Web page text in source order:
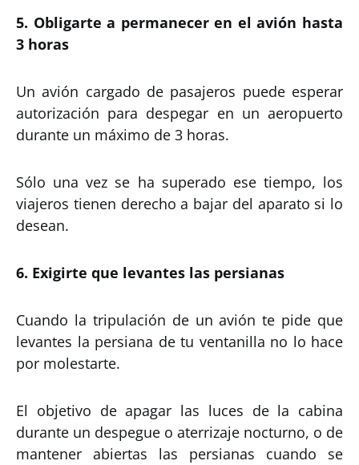
5. Obligarte a permanecer en el avión hasta
3 horas
Un avión cargado de pasajeros puede esperar
autorización para despegar en un aeropuerto
durante un máximo de 3 horas.
Sólo una vez se ha superado ese tiempo, los
viajeros tienen derecho a bajar del aparato si lo
desean.
6. Exigirte que levantes las persianas
Cuando la tripulación de un avión te pide que
levantes la persiana de tu ventanilla no lo hace
por molestarte.
El objetivo de apagar las luces de la cabina
durante un despegue o aterrizaje nocturno, o de
mantener abiertas las persianas cuando se